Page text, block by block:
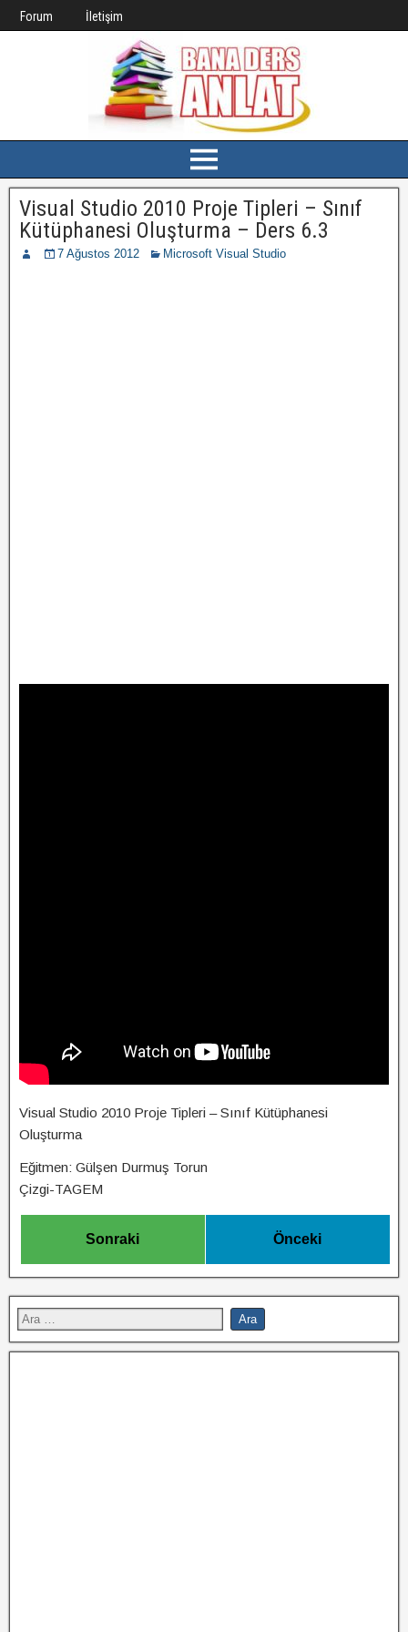
Forum İletişim
Visual Studio 2010 Proje Tipleri – Sınıf
Kütüphanesi Oluşturma – Ders 6.3
7 Ağustos 2012 Microsoft Visual Studio
Visual Studio 2010 Proje Tipleri – Sınıf Kütüphanesi
Oluşturma
Eğitmen: Gülşen Durmuş Torun
Çizgi-TAGEM
Sonraki Önceki